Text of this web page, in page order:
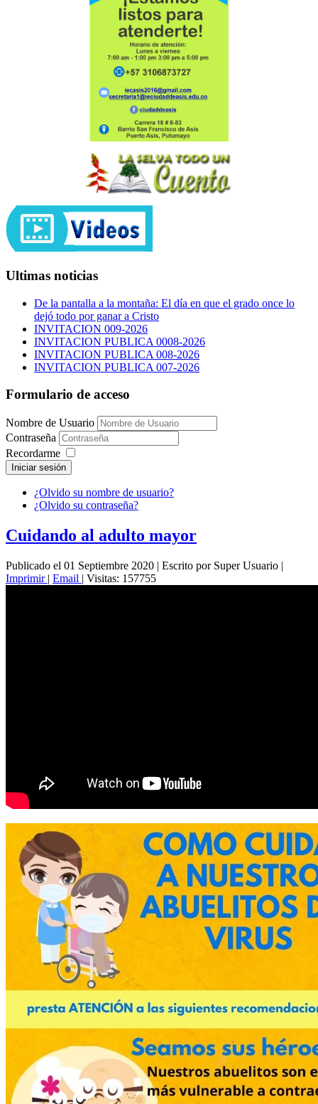
Ultimas noticias
De la pantalla a la montaña: El día en que el grado once lo
dejó todo por ganar a Cristo
INVITACION 009-2026
INVITACION PUBLICA 0008-2026
INVITACION PUBLICA 008-2026
INVITACION PUBLICA 007-2026
Formulario de acceso
Nombre de Usuario
Contraseña
Recordarme
Iniciar sesión
¿Olvido su nombre de usuario?
¿Olvido su contraseña?
Cuidando al adulto mayor
Publicado el 01 Septiembre 2020 | Escrito por Super Usuario |
Imprimir | Email | Visitas: 157755